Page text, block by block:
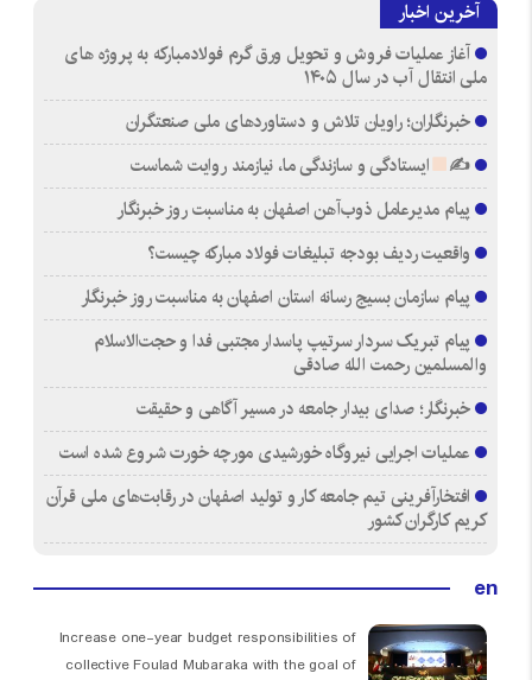
آخرین اخبار
آغاز عملیات فروش و تحویل ورق گرم فولادمبارکه به پروژه های
ملی انتقال آب در سال ۱۴۰۵
خبرنگاران؛ راویان تلاش و دستاوردهای ملی صنعتگران
✍
ایستادگی و سازندگی ما، نیازمند روایت شماست
پیام مدیرعامل ذوب‌آهن اصفهان به مناسبت روز خبرنگار
واقعیت ردیف بودجه تبلیغات فولاد مبارکه چیست؟
پیام سازمان بسیج رسانه استان اصفهان به مناسبت روز خبرنگار
پیام تبریک سردار سرتیپ پاسدار مجتبی فدا و حجت‌الاسلام
والمسلمین رحمت الله صادقی
خبرنگار؛ صدای بیدار جامعه در مسیر آگاهی و حقیقت
عملیات اجرایی نیروگاه خورشیدی مورچه خورت شروع شده است
افتخارآفرینی تیم جامعه کار و تولید اصفهان در رقابت‌های ملی قرآن
کریم کارگران کشور
en
Increase one-year budget responsibilities of
collective Foulad Mubaraka with the goal of